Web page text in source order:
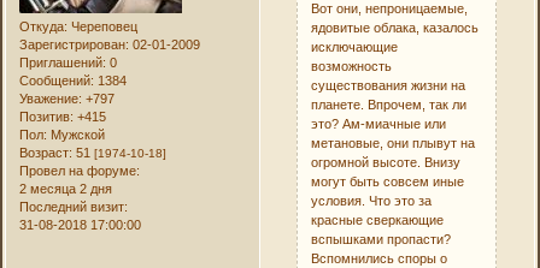
Откуда: Череповец
Зарегистрирован: 02-01-2009
Приглашений: 0
Сообщений: 1384
Уважение: +797
Позитив: +415
Пол: Мужской
Возраст: 51[1974-10-18]
Провел на форуме:
2 месяца 2 дня
Последний визит:
31-08-2018 17:00:00
Вот они, непроницаемые,
ядовитые облака, казалось
исключающие
возможность
существования жизни на
планете. Впрочем, так ли
это? Ам-миачные или
метановые, они плывут на
огромной высоте. Внизу
могут быть совсем иные
условия. Что это за
красные сверкающие
вспышками пропасти?
Вспомнились споры о